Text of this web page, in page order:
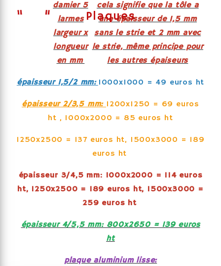
Plaques
damier 5
larmes
largeur x
longueur
en mm
cela signifie que la tôle a
une épaisseur de 1,5 mm
sans le strie et 2 mm avec
le strie, même principe pour
les autres épaiseurs
épaisseur 1,5/2 mm:1000x1000 = 49 euros ht
épaisseur 2/3,5 mm:1200x1250 = 69 euros
ht , 1000x2000 = 85 euros ht
1250x2500 = 137 euros ht, 1500x3000 = 189
euros ht
épaisseur 3/4,5 mm: 1000x2000 = 114 euros
ht, 1250x2500 = 189 euros ht, 1500x3000 =
259 euros ht
épaisseur 4/5,5 mm: 800x2650 = 139 euros
ht
plaque aluminium lisse: